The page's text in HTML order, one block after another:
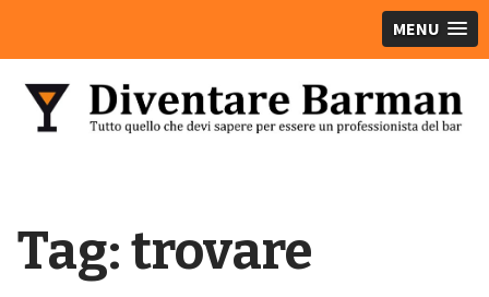
MENU
Tag:trovare